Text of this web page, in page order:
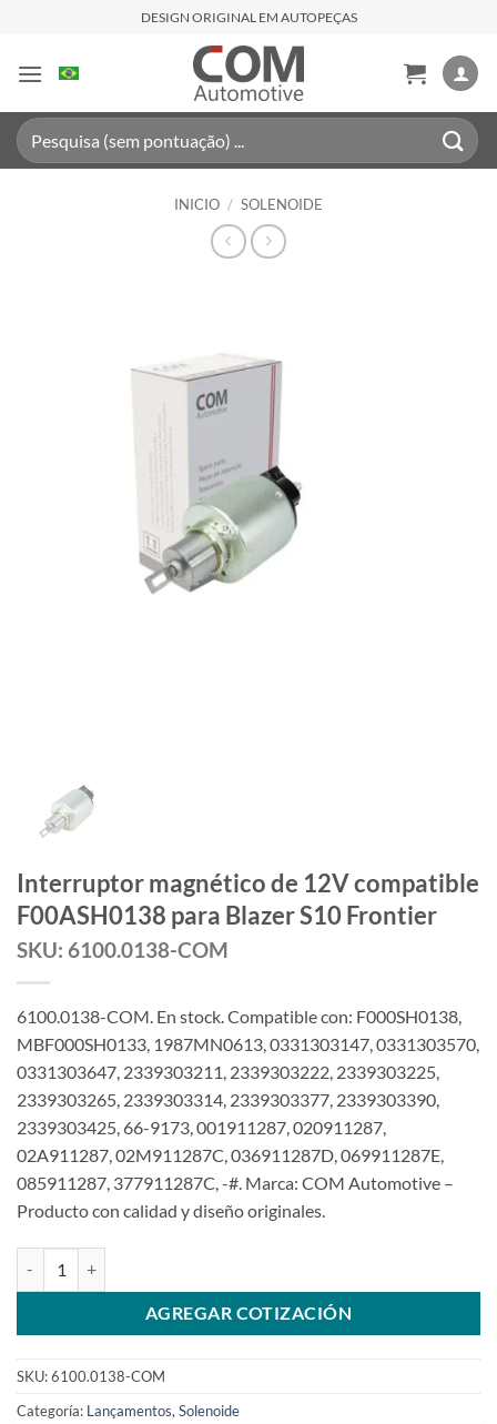
contenido
DESIGN ORIGINAL EM AUTOPEÇAS
Buscar
por:
INICIO / SOLENOIDE
Interruptor magnético de 12V compatible
F00ASH0138 para Blazer S10 Frontier
SKU: 6100.0138-COM
6100.0138-COM. En stock. Compatible con: F000SH0138,
MBF000SH0133, 1987MN0613, 0331303147, 0331303570,
0331303647, 2339303211, 2339303222, 2339303225,
2339303265, 2339303314, 2339303377, 2339303390,
2339303425, 66-9173, 001911287, 020911287,
02A911287, 02M911287C, 036911287D, 069911287E,
085911287, 377911287C, -#. Marca: COM Automotive –
Producto con calidad y diseño originales.
AGREGAR COTIZACIÓN
SKU:6100.0138-COM
Categoría: Lançamentos, Solenoide